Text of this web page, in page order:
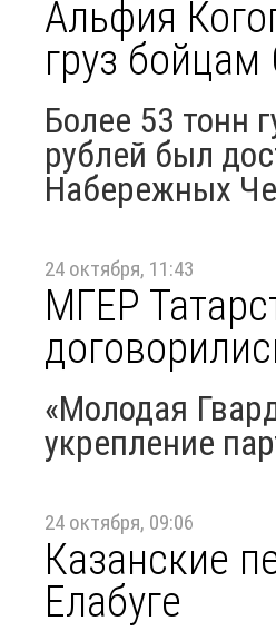
Альфия
груз
Более 53 тонн
рублей был
Набережных
24 октября, 11:43
МГЕР
«Молодая
укрепление
24 октября, 09:06
Казанские
Елабуге